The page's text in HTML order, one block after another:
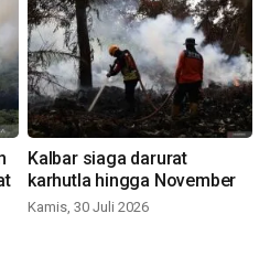
Kalbar siaga darurat
karhutla hingga November
Kamis, 30 Juli 2026